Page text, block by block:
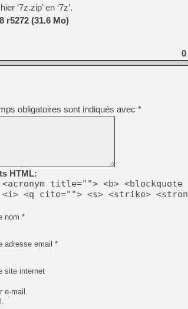
[GK] Oubliez Crazy Taxi,
[LS] [Switch] NSZ 5.0.0
[GK] No More Room in
[GK] Un chatbot Atelier
[GK] Mémoire cash -
[GK] Nvidia : le prix des
[GK] Suikoden Star Leap
[Mo5] La mini borne
[GK] Le studio de FIFA
[GK] La PlayStation 1 en
[GK] Dawn of War 4 : les
[GK] CloverPit : l'héritier
[GK] Stellar Blade : Blood
[GK] Palworld Online est
[GK] Wuchang 2 : le
[GK] Test : Big Walk est
[GK] Starsand Island : la
[GK] Dan Houser (GTA)
‘7z.zip’ en ‘7z’.
r5272 (31.6 Mo)
0
obligatoires sont indiqués avec *
HTML:
title=""> <b> <blockquote
<i> <q cite=""> <s> <strike>
nom *
adresse email *
site internet
e-mail.